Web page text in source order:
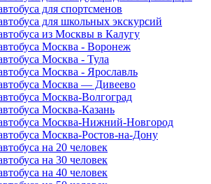
для спортсменов
для школьных экскурсий
из Москвы в Калугу
Москва - Воронеж
Москва - Тула
Москва - Ярославль
Москва — Дивеево
Москва-Волгоград
Москва-Казань
Москва-Нижний-Новгород
Москва-Ростов-на-Дону
на 20 человек
на 30 человек
на 40 человек